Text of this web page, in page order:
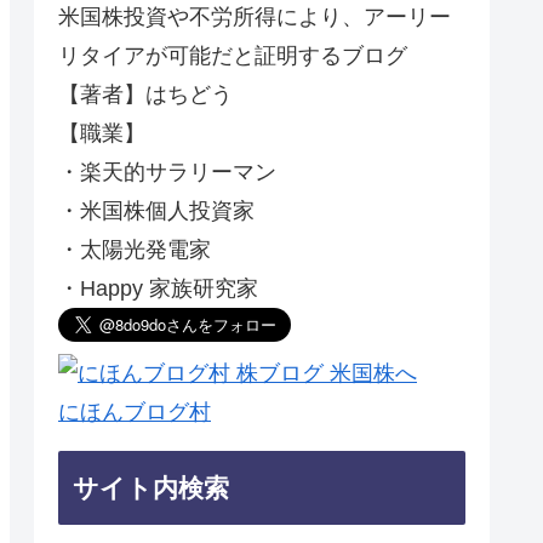
米国株投資や不労所得により、アーリー
リタイアが可能だと証明するブログ
【著者】はちどう
【職業】
・楽天的サラリーマン
・米国株個人投資家
・太陽光発電家
・Happy 家族研究家
にほんブログ村
サイト内検索